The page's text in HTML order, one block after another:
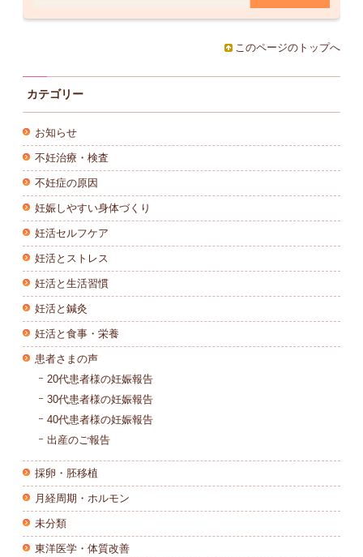
このページのトップへ
カテゴリー
お知らせ
不妊治療・検査
不妊症の原因
妊娠しやすい身体づくり
妊活セルフケア
妊活とストレス
妊活と生活習慣
妊活と鍼灸
妊活と食事・栄養
患者さまの声
20代患者様の妊娠報告
30代患者様の妊娠報告
40代患者様の妊娠報告
出産のご報告
採卵・胚移植
月経周期・ホルモン
未分類
東洋医学・体質改善